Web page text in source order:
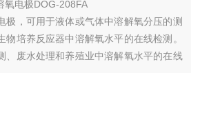
氧电极DOG-208FA
极，可用于液体或气体中溶解氧分压的测
物培养反应器中溶解氧水平的在线检测。
、废水处理和养殖业中溶解氧水平的在线